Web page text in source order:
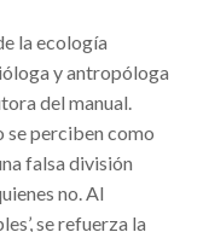
la ecología
y antropóloga
del manual.
se perciben como
falsa división
no. Al
se refuerza la